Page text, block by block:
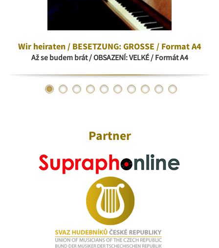
Wir heiraten / BESETZUNG: GROSSE / Format A4
Až se budem brát / OBSAZENÍ: VELKÉ / Formát A4
Partner